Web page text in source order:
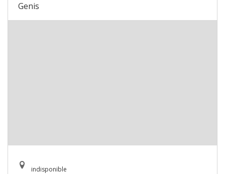
Genis
indisponible